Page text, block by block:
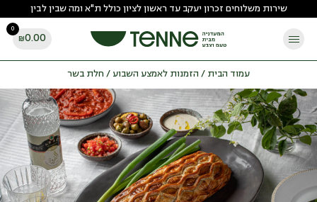
to
content
שירות משלוחים זכרון יעקב עד ראשון לציון כולל ת"א ומה שבין לבין
0
₪0.00
עמוד הבית / הזמנות לאמצע השבוע / חלת בשר